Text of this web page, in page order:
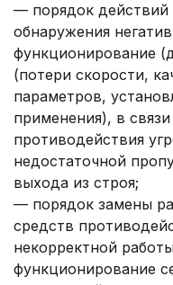
— порядок действий
обнаружения
функционирование
(потери скорости,
параметров,
применения), в
противодействия
недостаточной
выхода из строя;
— порядок замены
средств
некорректной
функционирование